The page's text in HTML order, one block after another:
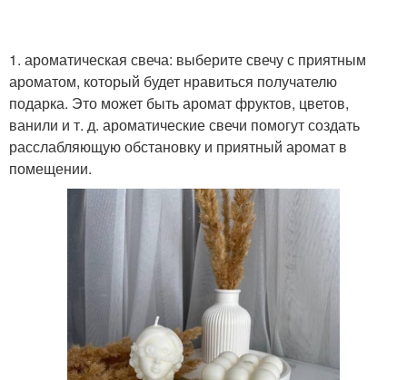
1. ароматическая свеча: выберите свечу с приятным
ароматом, который будет нравиться получателю
подарка. Это может быть аромат фруктов, цветов,
ванили и т. д. ароматические свечи помогут создать
расслабляющую обстановку и приятный аромат в
помещении.